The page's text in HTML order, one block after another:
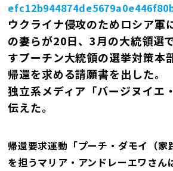
ウクライナ侵攻のためロシア軍
の妻らが20日、3月の大統領選
すプーチン大統領の選挙対策本
帰還を求める請願書を出した。
独立系メディア「バージヌイエ
伝えた。
帰還要求運動「プーチ・ダモイ（家
を担うマリア・アンドレーエワさん